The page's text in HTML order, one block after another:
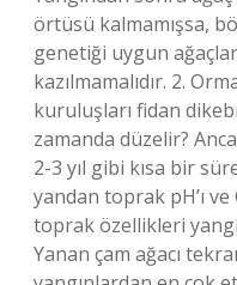
örtüsü kalmamışsa,
genetiği uygun
kazılmamalıdır. 2.
kuruluşları fidan
zamanda düzelir?
2-3 yıl gibi kısa bir
yandan toprak pH’ı
toprak özellikleri
Yanan çam ağacı